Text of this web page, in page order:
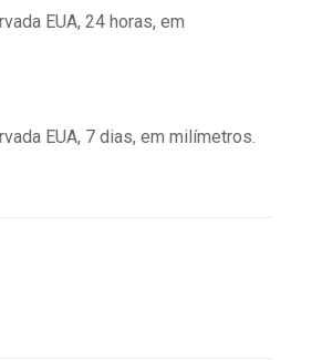
EUA, 24 horas, em
EUA, 7 dias, em milímetros.